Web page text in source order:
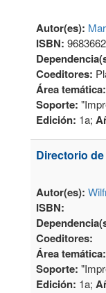
Autor(es):
ISBN:
Coeditores:
Área temática:
Soporte:
Edición: 1a;
Directorio
Autor(es):
ISBN:
Coeditores:
Área temática:
Soporte:
Edición: 1a;